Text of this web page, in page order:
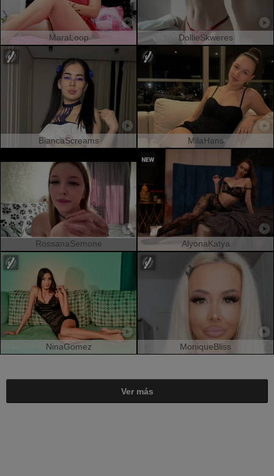
MaraLoop DollieSkweres
BiancaScreams MilaHans
RossanaSemone AlyonaKatya
NinaGomez MoniqueBliss
Ver más